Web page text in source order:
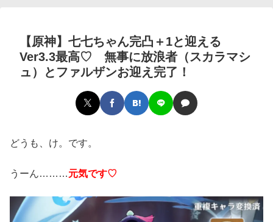
【原神】七七ちゃん完凸＋1と迎える
Ver3.3最高♡ 無事に放浪者（スカラマシ
ュ）とファルザンお迎え完了！
どうも、け。です。
うーん………元気です♡